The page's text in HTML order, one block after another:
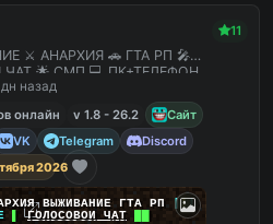
11
⚔️ АНАРХИЯ 🚗 ГТА РП 🎤
🌟 СМП 💻 ПК+ТЕЛЕФОН
назад
онлайн
v 1.8 - 26.2
Сайт
VK Telegram
Discord
2026
ВЫЖИВАНИЕ ГТА РП |||
▌ГОЛОСОВОЙ ЧАТ